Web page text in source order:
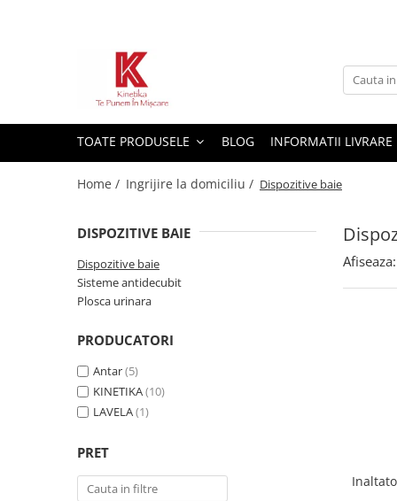
Toate Produsele
Dispozitive reabilitare
Plosca urinara
Remedii naturiste
TOATE PRODUSELE BLOG INFORMATII LIVRARE
Home / Ingrijire la domiciliu / Dispozitive baie
DISPOZITIVE BAIE
Dispozitive baie
Sisteme antidecubit
Plosca urinara
PRODUCATORI
Antar(5)
KINETIKA(10)
LAVELA(1)
PRET
Afiseaza: